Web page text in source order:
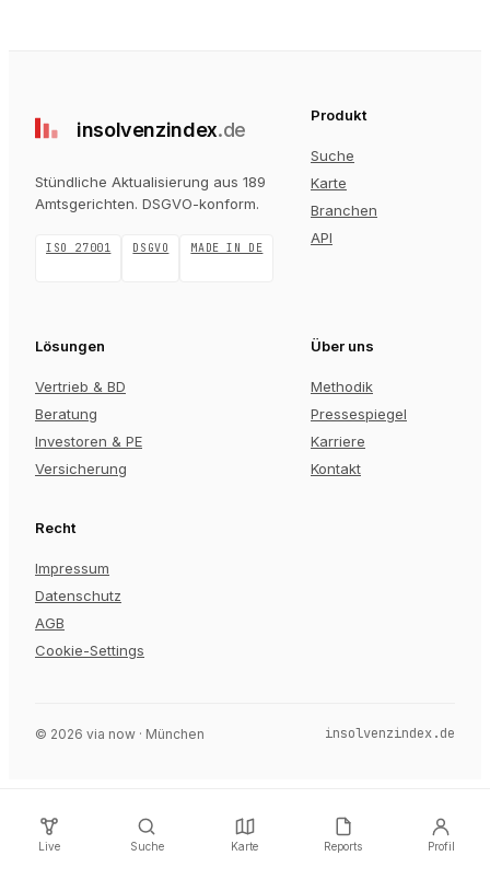
insolvenzindex.de
Stündliche Aktualisierung aus 189
Amtsgerichten. DSGVO-konform.
ISO 27001 DSGVO MADE IN DE
Produkt
Suche
Karte
Branchen
API
Lösungen
Vertrieb & BD
Beratung
Investoren & PE
Versicherung
Über uns
Methodik
Pressespiegel
Karriere
Kontakt
Recht
Impressum
Datenschutz
AGB
Cookie-Settings
© 2026 via now · München insolvenzindex.de
Live Suche Karte Reports Profil